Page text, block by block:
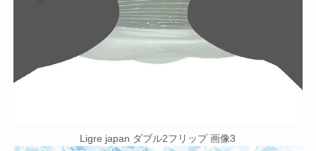
Ligre japan ダブル2フリップ 画像3